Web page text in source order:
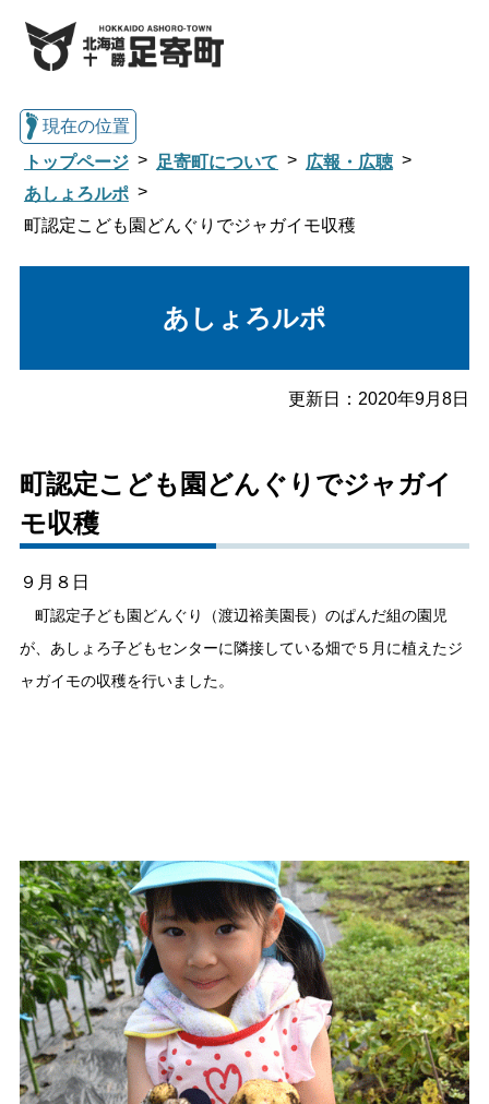
総合トップへ戻る
くらし・行政情報トップ
暮らし・手続き
しごと・産業
文字サイズ
標準 拡大
language
閉じる
現在の位置
トップページ
足寄町について
広報・広聴
あしょろルポ
町認定こども園どんぐりでジャガイモ収穫
あしょろルポ
更新日： 2020年9月8日
町認定こども園どんぐりでジャガイ
モ収穫
９月８日
町認定子ども園どんぐり（渡辺裕美園長）のぱんだ組の園児
が、あしょろ子どもセンターに隣接している畑で５月に植えたジ
ャガイモの収穫を行いました。